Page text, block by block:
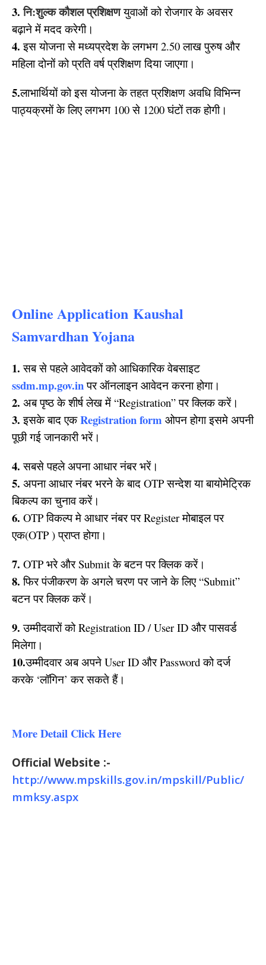
3. नि:शुल्क कौशल प्रशिक्षणयुवाओं को रोजगार के अवसर
बढ़ाने में मदद करेगी।
4. इस योजना से मध्यप्रदेश के लगभग 2.50 लाख पुरुष और
महिला दोनों को प्रति वर्ष प्रशिक्षण दिया जाएगा।
5.लाभार्थियों को इस योजना के तहत प्रशिक्षण अवधि विभिन्न
पाठ्यक्रमों के लिए लगभग 100 से 1200 घंटों तक होगी।
Online Application Kaushal
Samvardhan Yojana
1. सब से पहले आवेदकों को आधिकारिक वेबसाइट
ssdm.mp.gov.inपर ऑनलाइन आवेदन करना होगा।
2. अब पृष्ठ के शीर्ष लेख में “Registration” पर क्लिक करें।
3. इसके बाद एकRegistration form ओपन होगा इसमे अपनी
पूछी गई जानकारी भरें।
4. सबसे पहले अपना आधार नंबर भरें।
5. अपना आधार नंबर भरने के बाद OTP सन्देश या बायोमेट्रिक
बिकल्प का चुनाव करें।
6. OTP विकल्प मे आधार नंबर पर Register मोबाइल पर
एक(OTP ) प्राप्त होगा।
7. OTP भरे और Submit के बटन पर क्लिक करें।
8. फिर पंजीकरण के अगले चरण पर जाने के लिए “Submit”
बटन पर क्लिक करें।
9. उम्मीदवारों को Registration ID / User ID और पासवर्ड
मिलेगा।
10.उम्मीदवार अब अपने User ID और Password को दर्ज
करके ‘लॉगिन’ कर सकते हैं।
More Detail Click Here
Official Website :-
http://www.mpskills.gov.in/mpskill/Public/
mmksy.aspx